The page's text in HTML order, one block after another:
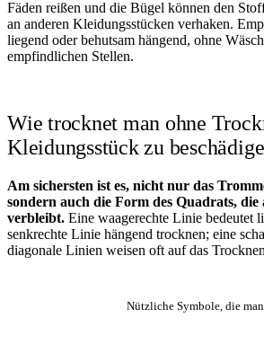
Fäden reißen und die Bügel können den
an anderen Kleidungsstücken verhaken.
liegend oder behutsam hängend, ohne
empfindlichen Stellen.
Wie trocknet man ohne
Kleidungsstück zu
Am sichersten ist es, nicht nur das
sondern auch die Form des Quadrats,
verbleibt. Eine waagerechte Linie bedeutet
senkrechte Linie hängend trocknen; eine
diagonale Linien weisen oft auf das
Nützliche Symbole, die